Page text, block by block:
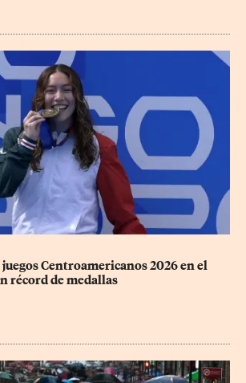
Centroamericanos 2026 en el
récord de medallas